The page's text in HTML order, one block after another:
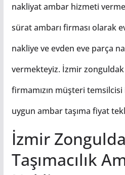
nakliyat ambar hizmeti
sürat ambarı firması olarak
nakliye ve evden eve parça
vermekteyiz. İzmir zonguldak
firmamızın müşteri
uygun ambar taşıma fiyat
İzmir
Taşımacılık